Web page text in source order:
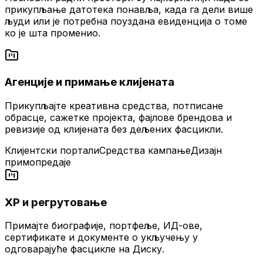
прикупљање датотека понавља, када га дели више
људи или је потребна поуздана евиденција о томе
ко је шта променио.
Агенције и примање клијената
Прикупљајте креативна средства, потписане
обрасце, сажетке пројекта, фајлове брендова и
ревизије од клијената без дељених фасцикли.
Клијентски порталиСредства кампањеДизајн
примопредаје
ХР и регрутовање
Примајте биографије, портфеље, ИД-ове,
сертификате и документе о укључењу у
одговарајуће фасцикле на Диску.